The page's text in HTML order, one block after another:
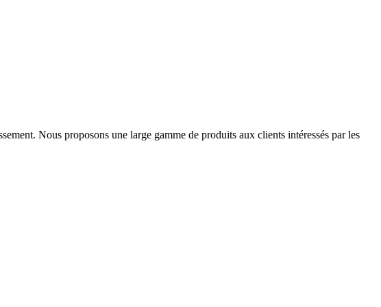
Nous proposons une large gamme de produits aux clients intéressés par les